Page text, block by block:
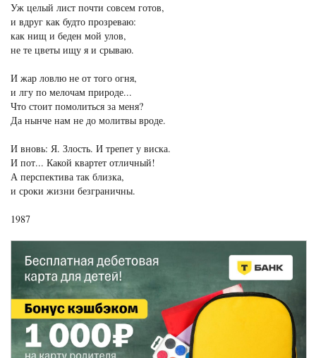
Уж целый лист почти совсем готов,
и вдруг как будто прозреваю:
как нищ и беден мой улов,
не те цветы ищу я и срываю.
И жар ловлю не от того огня,
и лгу по мелочам природе...
Что стоит помолиться за меня?
Да нынче нам не до молитвы вроде.
И вновь: Я. Злость. И трепет у виска.
И пот... Какой квартет отличный!
А перспектива так близка,
и сроки жизни безграничны.
1987